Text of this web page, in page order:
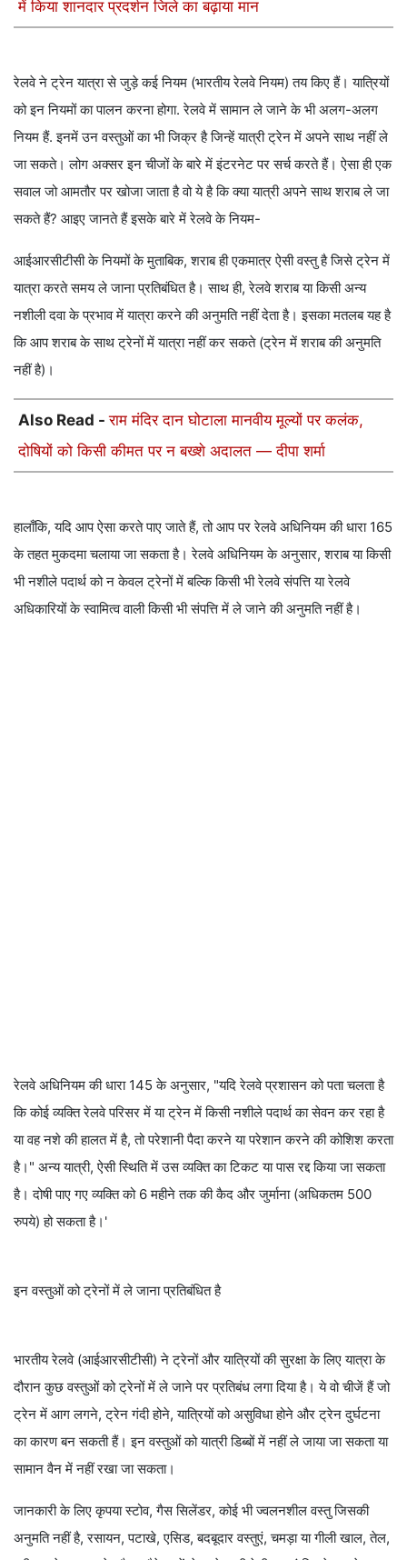
में किया शानदार प्रदर्शन जिले का बढ़ाया मान
रेलवे ने ट्रेन यात्रा से जुड़े कई नियम (भारतीय रेलवे नियम) तय किए हैं। यात्रियों
को इन नियमों का पालन करना होगा. रेलवे में सामान ले जाने के भी अलग-अलग
नियम हैं. इनमें उन वस्तुओं का भी जिक्र है जिन्हें यात्री ट्रेन में अपने साथ नहीं ले
जा सकते। लोग अक्सर इन चीजों के बारे में इंटरनेट पर सर्च करते हैं। ऐसा ही एक
सवाल जो आमतौर पर खोजा जाता है वो ये है कि क्या यात्री अपने साथ शराब ले जा
सकते हैं? आइए जानते हैं इसके बारे में रेलवे के नियम-
आईआरसीटीसी के नियमों के मुताबिक, शराब ही एकमात्र ऐसी वस्तु है जिसे ट्रेन में
यात्रा करते समय ले जाना प्रतिबंधित है। साथ ही, रेलवे शराब या किसी अन्य
नशीली दवा के प्रभाव में यात्रा करने की अनुमति नहीं देता है। इसका मतलब यह है
कि आप शराब के साथ ट्रेनों में यात्रा नहीं कर सकते (ट्रेन में शराब की अनुमति
नहीं है)।
Also Read -राम मंदिर दान घोटाला मानवीय मूल्यों पर कलंक,
दोषियों को किसी कीमत पर न बख्शे अदालत — दीपा शर्मा
हालाँकि, यदि आप ऐसा करते पाए जाते हैं, तो आप पर रेलवे अधिनियम की धारा 165
के तहत मुकदमा चलाया जा सकता है। रेलवे अधिनियम के अनुसार, शराब या किसी
भी नशीले पदार्थ को न केवल ट्रेनों में बल्कि किसी भी रेलवे संपत्ति या रेलवे
अधिकारियों के स्वामित्व वाली किसी भी संपत्ति में ले जाने की अनुमति नहीं है।
रेलवे अधिनियम की धारा 145 के अनुसार, "यदि रेलवे प्रशासन को पता चलता है
कि कोई व्यक्ति रेलवे परिसर में या ट्रेन में किसी नशीले पदार्थ का सेवन कर रहा है
या वह नशे की हालत में है, तो परेशानी पैदा करने या परेशान करने की कोशिश करता
है।" अन्य यात्री, ऐसी स्थिति में उस व्यक्ति का टिकट या पास रद्द किया जा सकता
है। दोषी पाए गए व्यक्ति को 6 महीने तक की कैद और जुर्माना (अधिकतम 500
रुपये) हो सकता है।'
इन वस्तुओं को ट्रेनों में ले जाना प्रतिबंधित है
भारतीय रेलवे (आईआरसीटीसी) ने ट्रेनों और यात्रियों की सुरक्षा के लिए यात्रा के
दौरान कुछ वस्तुओं को ट्रेनों में ले जाने पर प्रतिबंध लगा दिया है। ये वो चीजें हैं जो
ट्रेन में आग लगने, ट्रेन गंदी होने, यात्रियों को असुविधा होने और ट्रेन दुर्घटना
का कारण बन सकती हैं। इन वस्तुओं को यात्री डिब्बों में नहीं ले जाया जा सकता या
सामान वैन में नहीं रखा जा सकता।
जानकारी के लिए कृपया स्टोव, गैस सिलेंडर, कोई भी ज्वलनशील वस्तु जिसकी
अनुमति नहीं है, रसायन, पटाखे, एसिड, बदबूदार वस्तुएं, चमड़ा या गीली खाल, तेल,